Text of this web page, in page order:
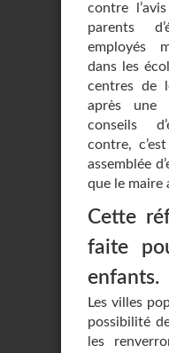
contre
parents
employés
dans les
centres de
après une
conseils
contre,
assemblée
que le maire
Cette
faite
enfants.
Les villes
possibilité
les